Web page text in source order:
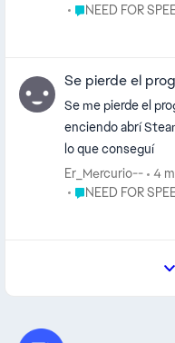
Place NEED FOR
NEED FOR
Se pierde el
Se me pierde el
enciendo abrí
lo que conseguí
Er_Mercurio--
4
Place NEED FOR
NEED FOR